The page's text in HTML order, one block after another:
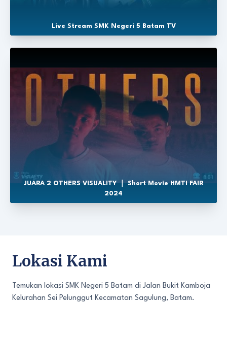
Live Stream SMK Negeri 5 Batam TV
JUARA 2 OTHERS VISUALITY ｜ Short Movie HMTI FAIR
2024
Lokasi Kami
Temukan lokasi SMK Negeri 5 Batam di Jalan Bukit Kamboja
Kelurahan Sei Pelunggut Kecamatan Sagulung, Batam.